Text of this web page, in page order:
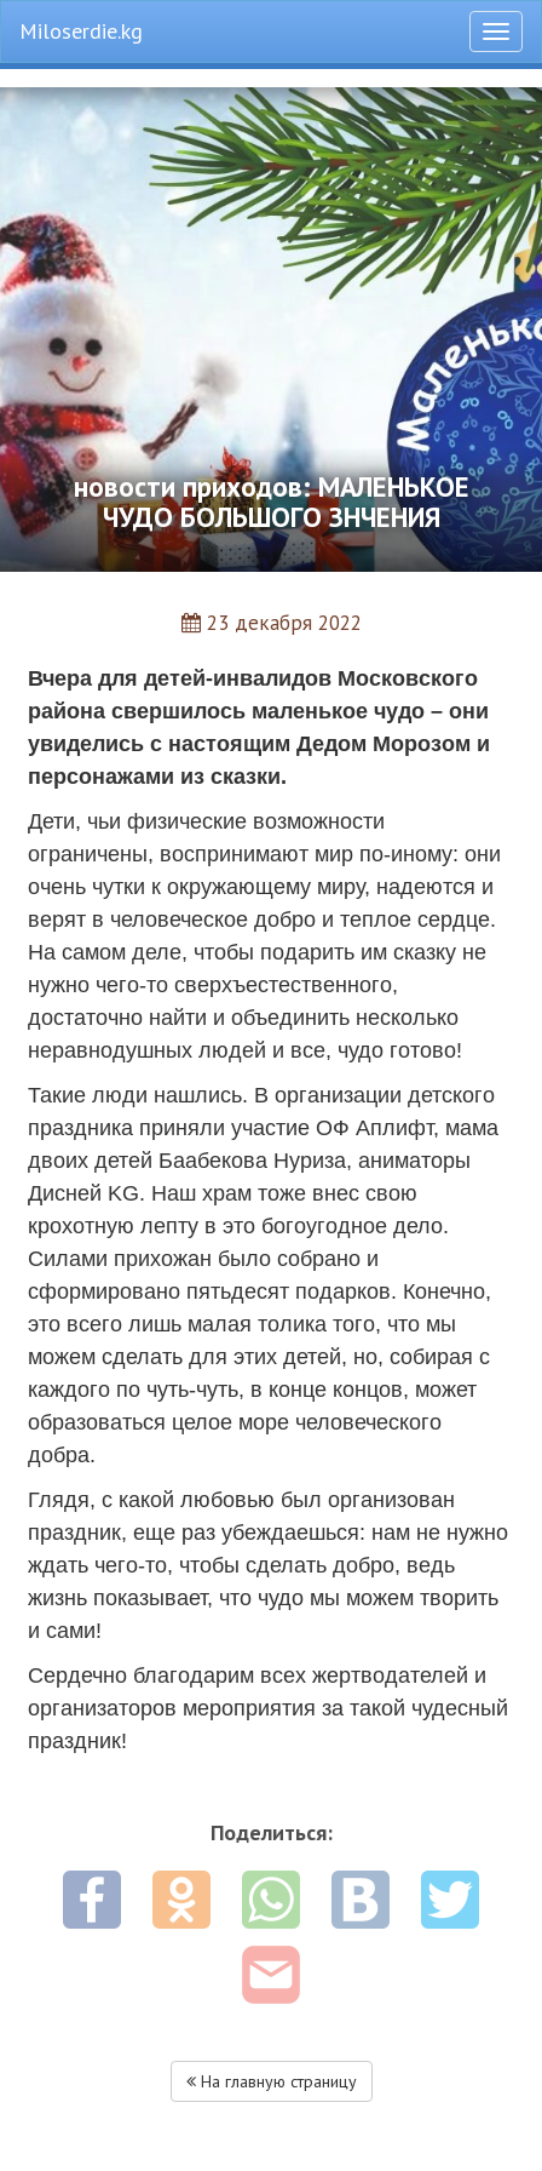
меню
Miloserdie.kg
новости приходов: МАЛЕНЬКОЕ
ЧУДО БОЛЬШОГО ЗНЧЕНИЯ
23 декабря 2022
Вчера для детей-инвалидов Московского
района свершилось маленькое чудо – они
увиделись с настоящим Дедом Морозом и
персонажами из сказки.
Дети, чьи физические возможности
ограничены, воспринимают мир по-иному: они
очень чутки к окружающему миру, надеются и
верят в человеческое добро и теплое сердце.
На самом деле, чтобы подарить им сказку не
нужно чего-то сверхъестественного,
достаточно найти и объединить несколько
неравнодушных людей и все, чудо готово!
Такие люди нашлись. В организации детского
праздника приняли участие ОФ Аплифт, мама
двоих детей Баабекова Нуриза, аниматоры
Дисней KG. Наш храм тоже внес свою
крохотную лепту в это богоугодное дело.
Силами прихожан было собрано и
сформировано пятьдесят подарков. Конечно,
это всего лишь малая толика того, что мы
можем сделать для этих детей, но, собирая с
каждого по чуть-чуть, в конце концов, может
образоваться целое море человеческого
добра.
Глядя, с какой любовью был организован
праздник, еще раз убеждаешься: нам не нужно
ждать чего-то, чтобы сделать добро, ведь
жизнь показывает, что чудо мы можем творить
и сами!
Сердечно благодарим всех жертводателей и
организаторов мероприятия за такой чудесный
праздник!
Поделиться:
На главную страницу